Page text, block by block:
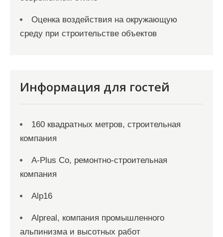
Оценка воздействия на окружающую
среду при строительстве объектов
Информация для гостей
160 квадратных метров, строительная
компания
A-Plus Co, ремонтно-строительная
компания
Alp16
Alpreal, компания промышленного
альпинизма и высотных работ